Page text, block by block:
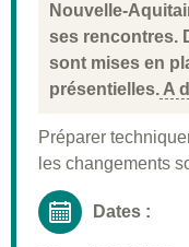
Moyens
Informations
Nouvelle-
ses rencontres.
sont mises en
présentielles. A
Préparer
les changements
Dates :